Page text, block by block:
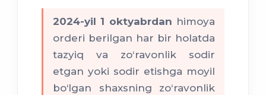
2024-yil 1 oktyabrdan himoya
orderi berilgan har bir holatda
tazyiq va zo‘ravonlik sodir
etgan yoki sodir etishga moyil
bo‘lgan shaxsning zo‘ravonlik